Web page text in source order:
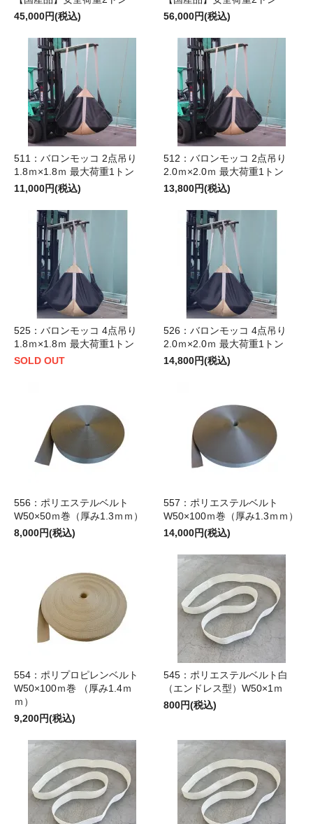
45,000円(税込)
56,000円(税込)
511：バロンモッコ 2点吊り
1.8ｍ×1.8ｍ 最大荷重1トン
11,000円(税込)
512：バロンモッコ 2点吊り
2.0ｍ×2.0ｍ 最大荷重1トン
13,800円(税込)
525：バロンモッコ 4点吊り
1.8ｍ×1.8ｍ 最大荷重1トン
SOLD OUT
526：バロンモッコ 4点吊り
2.0ｍ×2.0ｍ 最大荷重1トン
14,800円(税込)
556：ポリエステルベルト
W50×50ｍ巻（厚み1.3ｍｍ）
8,000円(税込)
557：ポリエステルベルト
W50×100ｍ巻（厚み1.3ｍｍ）
14,000円(税込)
554：ポリプロピレンベルト
W50×100ｍ巻 （厚み1.4ｍ
ｍ）
9,200円(税込)
545：ポリエステルベルト白
（エンドレス型）W50×1ｍ
800円(税込)